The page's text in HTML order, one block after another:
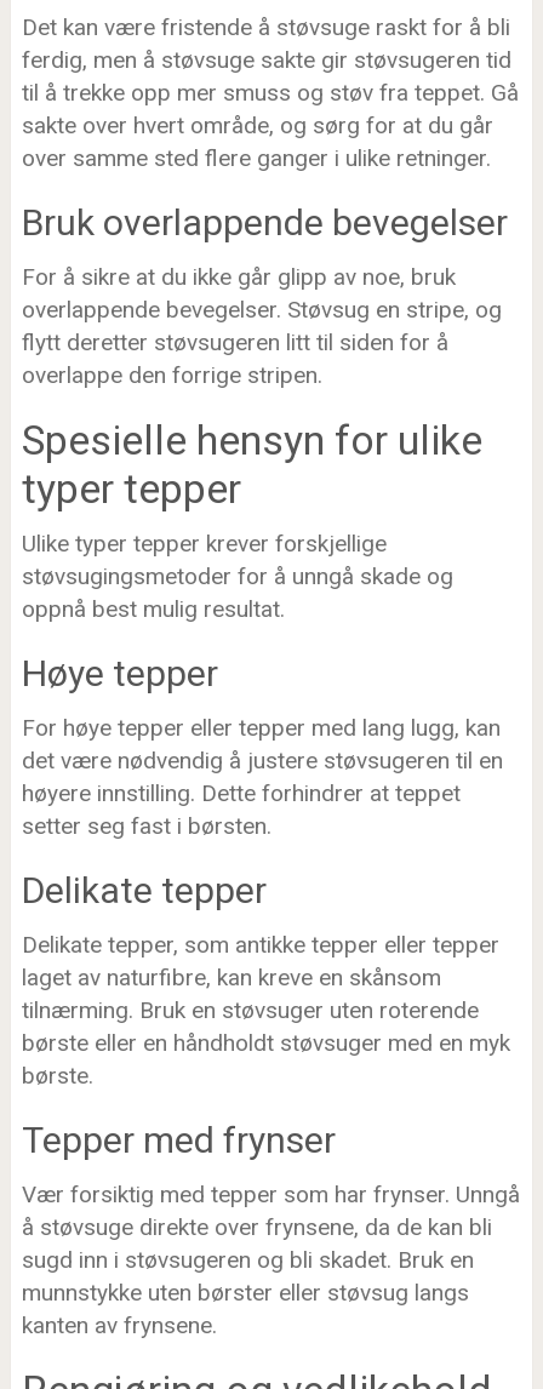
Det kan være fristende å støvsuge raskt for å bli
ferdig, men å støvsuge sakte gir støvsugeren tid
til å trekke opp mer smuss og støv fra teppet. Gå
sakte over hvert område, og sørg for at du går
over samme sted flere ganger i ulike retninger.
Bruk overlappende bevegelser
For å sikre at du ikke går glipp av noe, bruk
overlappende bevegelser. Støvsug en stripe, og
flytt deretter støvsugeren litt til siden for å
overlappe den forrige stripen.
Spesielle hensyn for ulike
typer tepper
Ulike typer tepper krever forskjellige
støvsugingsmetoder for å unngå skade og
oppnå best mulig resultat.
Høye tepper
For høye tepper eller tepper med lang lugg, kan
det være nødvendig å justere støvsugeren til en
høyere innstilling. Dette forhindrer at teppet
setter seg fast i børsten.
Delikate tepper
Delikate tepper, som antikke tepper eller tepper
laget av naturfibre, kan kreve en skånsom
tilnærming. Bruk en støvsuger uten roterende
børste eller en håndholdt støvsuger med en myk
børste.
Tepper med frynser
Vær forsiktig med tepper som har frynser. Unngå
å støvsuge direkte over frynsene, da de kan bli
sugd inn i støvsugeren og bli skadet. Bruk en
munnstykke uten børster eller støvsug langs
kanten av frynsene.